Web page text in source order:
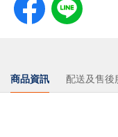
商品資訊 配送及售後